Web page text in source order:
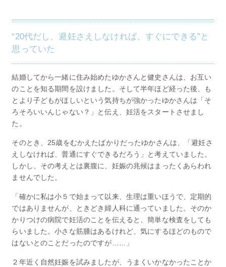
“20代だし、避妊さえしなければ、すぐにできる”と
思っていた
結婚してから一緒に住み始めたゆかさんと健史さんは、お互い
のことを知る期間を設けました。そして半年ほど経った後、も
とより子どもがほしいという気持ちが強かったゆかさんは「そ
ろそろいいんじゃない？」と伝え、妊活をスタートさせまし
た。
そのとき、25歳をむかえたばかりだったゆかさんは、「避妊さ
えしなければ、普通にすぐできるだろう」と考えていました。
しかし、その考えとは裏腹に、妊娠の兆候はまったくあらわれ
ませんでした。
「確かに私は小５で始まって以来、生理は重いほうで、定期的
ではありませんが、ときどき婦人科に通っていました。そのか
かりつけの病院で妊活のことを伝えると、簡単な検査をしても
らいました。小さな筋腫はあるけれど、気にするほどのもので
はないとのことだったのですが……」
２年近く自然妊娠を試みましたが、うまくいかなかったことか